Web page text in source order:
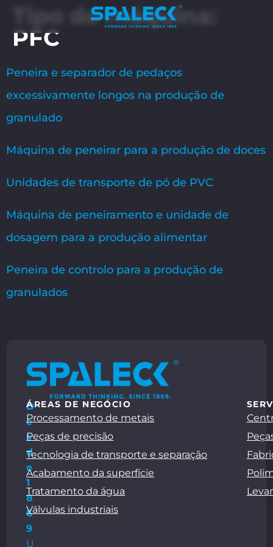
Tipo de máquina:
PFC
Peneira e separador de pedaços
excessivamente longos na produção de
granulado
Máquina de peneirar para a produção de doces
Unidades de transporte de pó de PVC
Máquina de peneiramento e unidade de
dosagem para a produção alimentar
Peneira de controlo para a produção de
granulados
D
e
s
d
e
1
8
6
9
U
ÁREAS DE NEGÓCIO
Processamento de metais
Peças de precisão
Tecnologia de transporte e separação
Acabamento da superfície
Tratamento da água
Válvulas industriais